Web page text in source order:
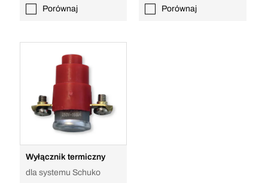
Porównaj Porównaj
Wyłącznik termiczny
dla systemu Schuko